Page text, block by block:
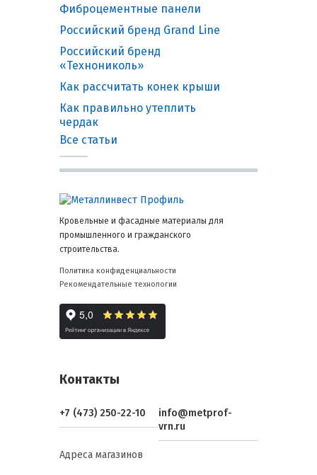
Фиброцементные панели
Российский бренд Grand Line
Российский бренд
«Технониколь»
Как рассчитать конек крыши
Как правильно утеплить
чердак
Все статьи
Кровельные и фасадные материалы для
промышленного и гражданского
строительства.
Политика конфиденциальности
Рекомендательные технологии
Контакты
+7 (473) 250-22-10
info@metprof-
vrn.ru
Адреса магазинов